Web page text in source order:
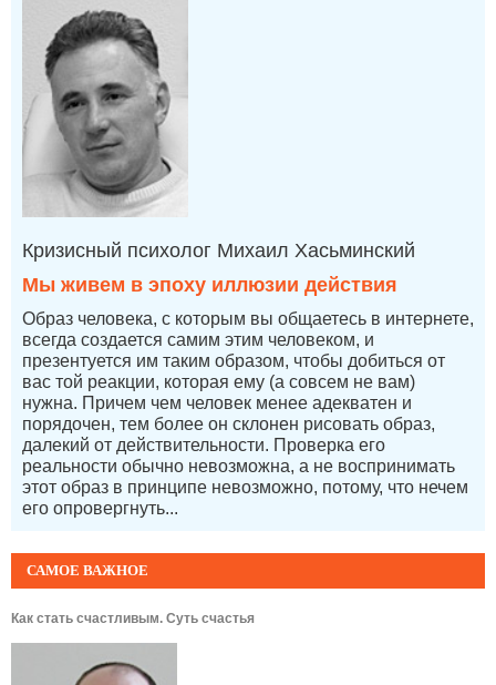
САМОЕ ВАЖНОЕ
Как стать счастливым. Суть счастья
Кризисный психолог Михаил Хасьминский
Мы живем в эпоху иллюзии действия
Образ человека, с которым вы общаетесь в интернете,
всегда создается самим этим человеком, и
презентуется им таким образом, чтобы добиться от
вас той реакции, которая ему (а совсем не вам)
нужна. Причем чем человек менее адекватен и
порядочен, тем более он склонен рисовать образ,
далекий от действительности. Проверка его
реальности обычно невозможна, а не воспринимать
этот образ в принципе невозможно, потому, что нечем
его опровергнуть...